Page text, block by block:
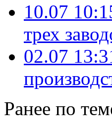
10.07
трех
02.07
Ранее по